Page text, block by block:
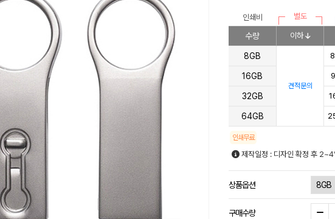
1
인쇄비 별도
수량 이하
8GB
견적문의
16GB
32GB
64GB
인쇄무료
제작일정 : 디자인 확정 후
상품옵션
구매수량